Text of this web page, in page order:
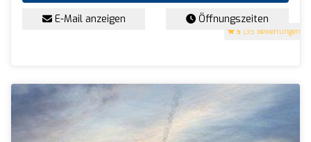
5 (35 Bewertungen)
E-Mail anzeigen Öffnungszeiten